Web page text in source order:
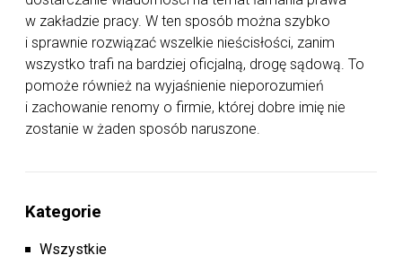
w zakładzie pracy. W ten sposób można szybko
i sprawnie rozwiązać wszelkie nieścisłości, zanim
wszystko trafi na bardziej oficjalną, drogę sądową. To
pomoże również na wyjaśnienie nieporozumień
i zachowanie renomy o firmie, której dobre imię nie
zostanie w żaden sposób naruszone.
Kategorie
Wszystkie